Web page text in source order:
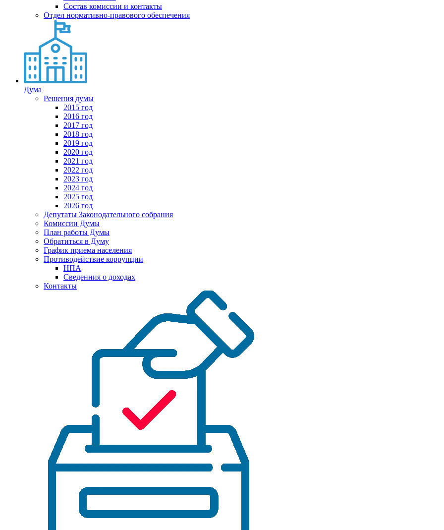
Состав комиссии и контакты
Отдел нормативно-правового обеспечения
Дума
Решения думы
2015 год
2016 год
2017 год
2018 год
2019 год
2020 год
2021 год
2022 год
2023 год
2024 год
2025 год
2026 год
Депутаты Законодательного собрания
Комиссии Думы
План работы Думы
Обратиться в Думу
График приема населения
Противодействие коррупции
НПА
Сведенния о доходах
Контакты